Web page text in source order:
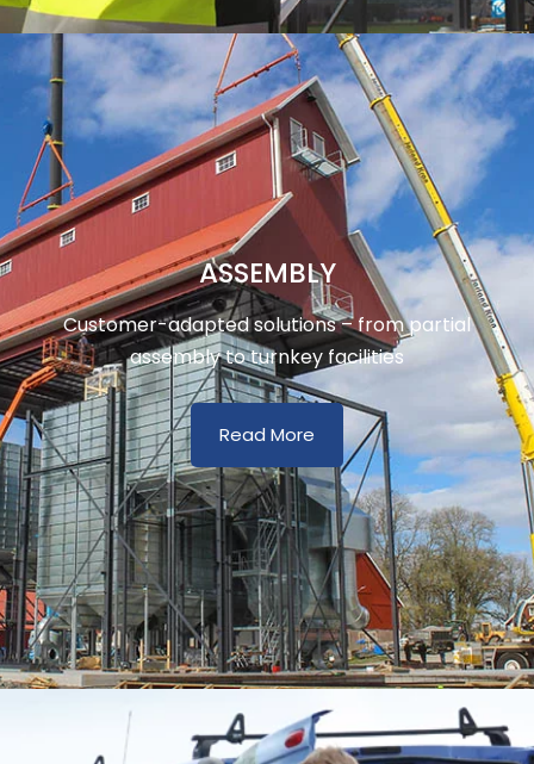
ASSEMBLY
Customer-adapted solutions – from partial
assembly to turnkey facilities
Read More